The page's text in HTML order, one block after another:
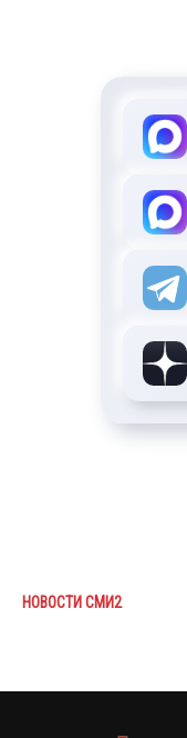
НОВОСТИ СМИ2